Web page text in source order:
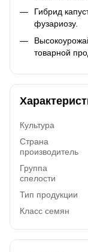
Гибрид
фузариозу.
товарной
Культура
Страна
производитель
Группа
спелости
Тип продукции
Класс семян